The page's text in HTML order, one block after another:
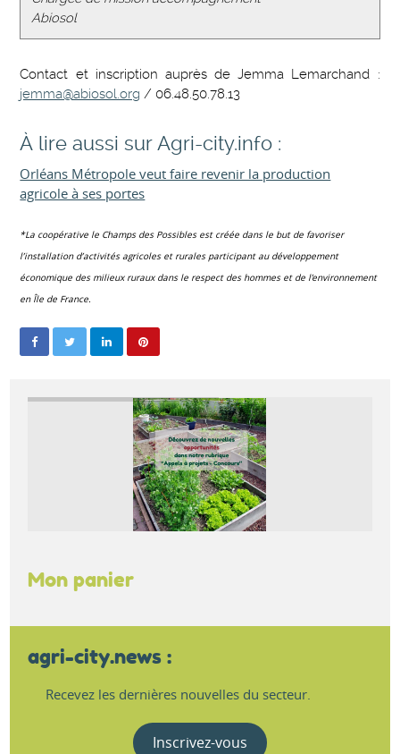
Abiosol
Contact et inscription auprès de Jemma Lemarchand :
jemma@abiosol.org / 06.48.50.78.13
À lire aussi sur Agri-city.info :
Orléans Métropole veut faire revenir la production
agricole à ses portes
*La coopérative le Champs des Possibles est créée dans le but de favoriser
l’installation d’activités agricoles et rurales participantau développement
économique des milieux ruraux dans le respect des hommes et de l’environnement
en Île de France.
Mon panier
agri-city.news :
Recevez les dernières nouvelles du secteur.
Inscrivez-vous